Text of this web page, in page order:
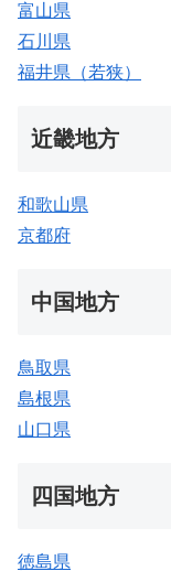
富山県
石川県
福井県（若狭）
近畿地方
和歌山県
京都府
中国地方
鳥取県
島根県
山口県
四国地方
徳島県